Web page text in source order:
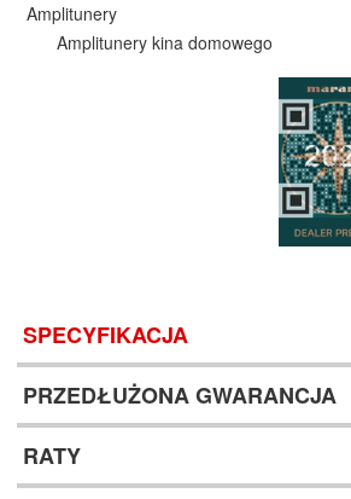
Amplitunery
Amplitunery kina domowego
SPECYFIKACJA
PRZEDŁUŻONA GWARANCJA
RATY